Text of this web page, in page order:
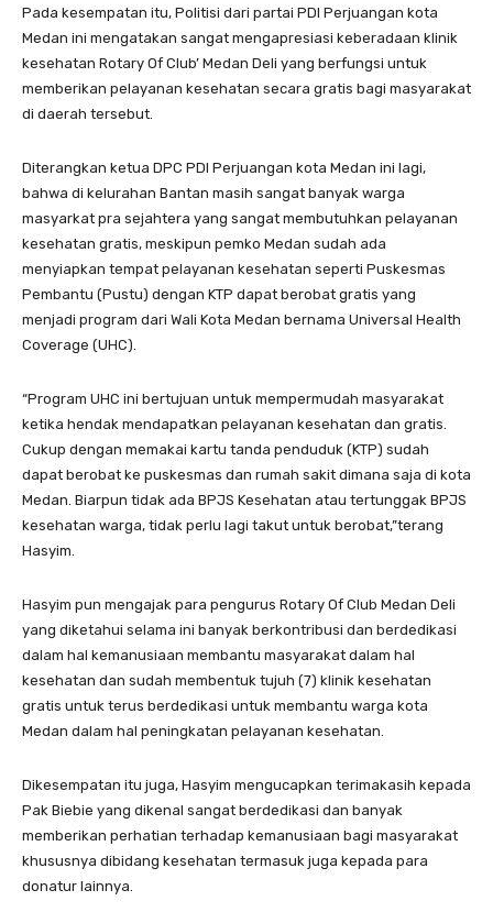
Pada kesempatan itu, Politisi dari partai PDI Perjuangan kota
Medan ini mengatakan sangat mengapresiasi keberadaan klinik
kesehatan Rotary Of Club’ Medan Deli yang berfungsi untuk
memberikan pelayanan kesehatan secara gratis bagi masyarakat
di daerah tersebut.
Diterangkan ketua DPC PDI Perjuangan kota Medan ini lagi,
bahwa di kelurahan Bantan masih sangat banyak warga
masyarkat pra sejahtera yang sangat membutuhkan pelayanan
kesehatan gratis, meskipun pemko Medan sudah ada
menyiapkan tempat pelayanan kesehatan seperti Puskesmas
Pembantu (Pustu) dengan KTP dapat berobat gratis yang
menjadi program dari Wali Kota Medan bernama Universal Health
Coverage (UHC).
“Program UHC ini bertujuan untuk mempermudah masyarakat
ketika hendak mendapatkan pelayanan kesehatan dan gratis.
Cukup dengan memakai kartu tanda penduduk (KTP) sudah
dapat berobat ke puskesmas dan rumah sakit dimana saja di kota
Medan. Biarpun tidak ada BPJS Kesehatan atau tertunggak BPJS
kesehatan warga, tidak perlu lagi takut untuk berobat,”terang
Hasyim.
Hasyim pun mengajak para pengurus Rotary Of Club Medan Deli
yang diketahui selama ini banyak berkontribusi dan berdedikasi
dalam hal kemanusiaan membantu masyarakat dalam hal
kesehatan dan sudah membentuk tujuh (7) klinik kesehatan
gratis untuk terus berdedikasi untuk membantu warga kota
Medan dalam hal peningkatan pelayanan kesehatan.
Dikesempatan itu juga, Hasyim mengucapkan terimakasih kepada
Pak Biebie yang dikenal sangat berdedikasi dan banyak
memberikan perhatian terhadap kemanusiaan bagi masyarakat
khususnya dibidang kesehatan termasuk juga kepada para
donatur lainnya.